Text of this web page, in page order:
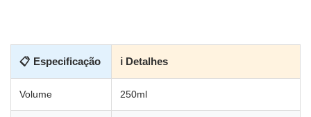
📋 Especificação ℹ Detalhes
Volume 250ml